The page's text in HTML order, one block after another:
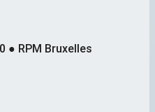
● RPM Bruxelles